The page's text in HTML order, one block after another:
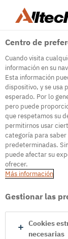
500
Internal
It seems
difficulties. Try
homepage
Centro de
Cuando visita
información en su
Esta información
dispositivo, y se usa
esperado. Por lo
pero puede
que respetamos su
permitirnos usar
categoría para
predeterminadas.
puede afectar su
ofrecer.
Más información
Gestionar las
Cookies
necesarias